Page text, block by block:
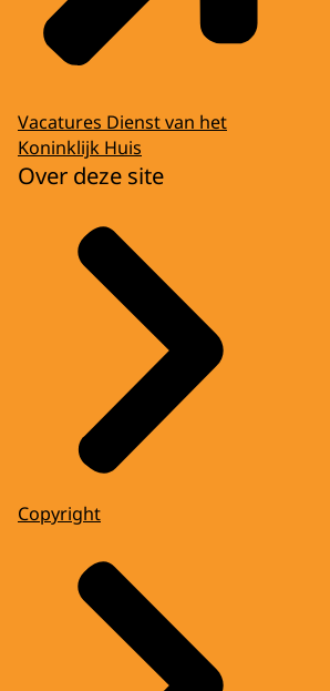
Vacatures Dienst van het
Koninklijk Huis
Over deze site
Copyright